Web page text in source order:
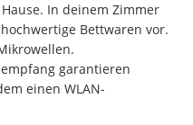
In deinem Zimmer
Bettwaren vor.
garantieren
einen WLAN-